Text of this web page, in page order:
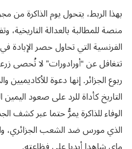
بهذا الربط، يتحول يوم الذاكرة من
منصة للمطالبة بالعدالة التاريخية،
الفرنسية التي تحاول حصر الإبادة في
تتغافل عن “أورادورات” لا تُحصى
ربوع الجزائر. إنها دعوة
التاريخ كأداة للرد على صعود
الوفاء للذاكرة يمرُّ حتما عبر كشف
الذي مورس ضد الشعب الجزائري،